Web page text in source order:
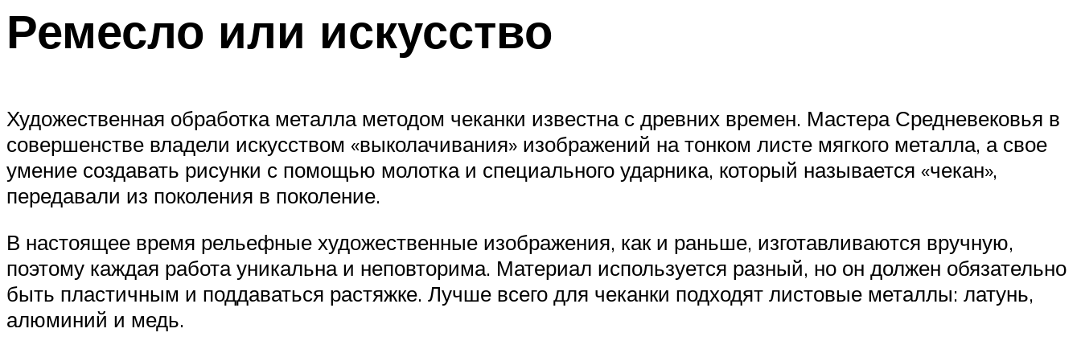
Ремесло или искусство
Художественная обработка металла методом чеканки известна с древних времен. Мастера Средневековья в
совершенстве владели искусством «выколачивания» изображений на тонком листе мягкого металла, а свое
умение создавать рисунки с помощью молотка и специального ударника, который называется «чекан»,
передавали из поколения в поколение.
В настоящее время рельефные художественные изображения, как и раньше, изготавливаются вручную,
поэтому каждая работа уникальна и неповторима. Материал используется разный, но он должен обязательно
быть пластичным и поддаваться растяжке. Лучше всего для чеканки подходят листовые металлы: латунь,
алюминий и медь.